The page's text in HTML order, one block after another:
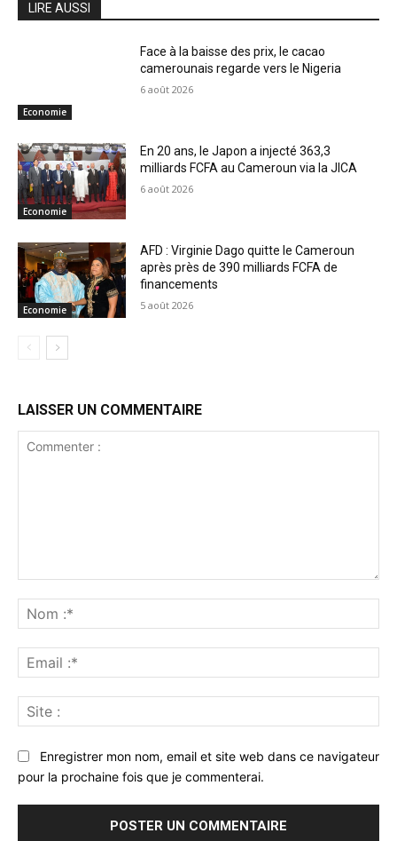
LIRE AUSSI
Economie
Face à la baisse des prix, le cacao
camerounais regarde vers le Nigeria
6 août 2026
Economie
En 20 ans, le Japon a injecté 363,3
milliards FCFA au Cameroun via la JICA
6 août 2026
Economie
AFD : Virginie Dago quitte le Cameroun
après près de 390 milliards FCFA de
financements
5 août 2026
LAISSER UN COMMENTAIRE
:*
:*
:
Enregistrer mon nom, email et site web dans ce navigateur
pour la prochaine fois que je commenterai.